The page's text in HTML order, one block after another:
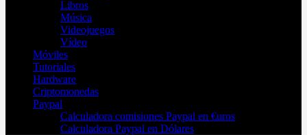
Libros
Música
Videojuegos
Vídeo
Móviles
Tutoriales
Hardware
Criptomonedas
Paypal
Calculadora comisiones Paypal en €uros
Calculadora Paypal en Dólares